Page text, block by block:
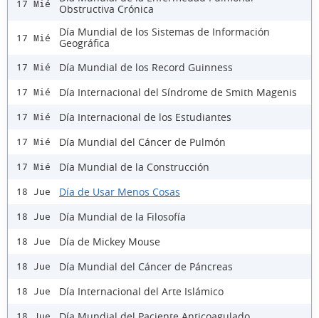
17 Mié
Obstructiva Crónica
17 Mié
Día Mundial de los Sistemas de Información
Geográfica
17 Mié Día Mundial de los Record Guinness
17 Mié Día Internacional del Síndrome de Smith Magenis
17 Mié Día Internacional de los Estudiantes
17 Mié Día Mundial del Cáncer de Pulmón
17 Mié Día Mundial de la Construcción
18 Jue Día de Usar Menos Cosas
18 Jue Día Mundial de la Filosofía
18 Jue Día de Mickey Mouse
18 Jue Día Mundial del Cáncer de Páncreas
18 Jue Día Internacional del Arte Islámico